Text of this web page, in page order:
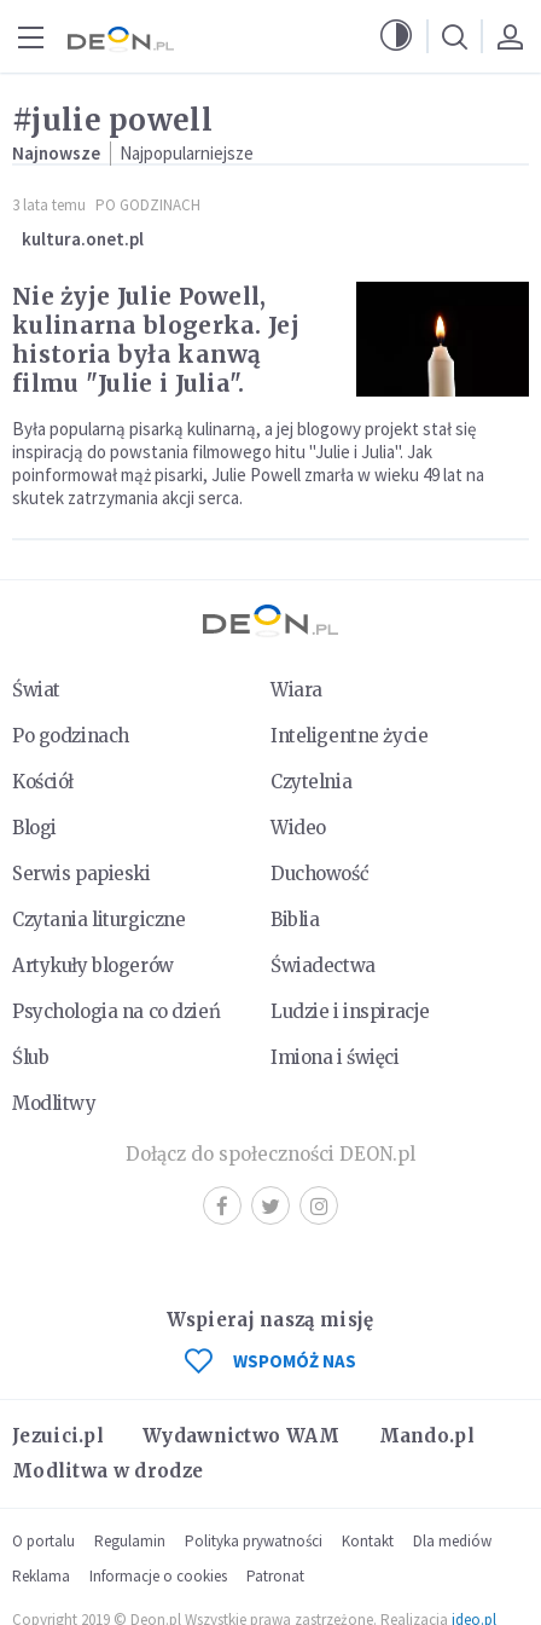
#julie powell
Najnowsze Najpopularniejsze
3 lata temu PO GODZINACH
kultura.onet.pl
Nie żyje Julie Powell,
kulinarna blogerka. Jej
historia była kanwą
filmu "Julie i Julia".
Była popularną pisarką kulinarną, a jej blogowy projekt stał się
inspiracją do powstania filmowego hitu "Julie i Julia". Jak
poinformował mąż pisarki, Julie Powell zmarła w wieku 49 lat na
skutek zatrzymania akcji serca.
Świat
Wiara
Po godzinach
Inteligentne życie
Kościół
Czytelnia
Blogi
Wideo
Serwis papieski
Duchowość
Czytania liturgiczne
Biblia
Artykuły blogerów
Świadectwa
Psychologia na co dzień
Ludzie i inspiracje
Ślub
Imiona i święci
Modlitwy
Dołącz do społeczności DEON.pl
Jezuici.pl Wydawnictwo WAM
Mando.pl
Modlitwa w drodze
Wspieraj naszą misję
WSPOMÓŻ NAS
O portalu Regulamin Polityka prywatności Kontakt
Dla mediów
Reklama
Informacje o cookies Patronat
Copyright 2019 © Deon.pl Wszystkie prawa zastrzeżone. Realizacja ideo.pl